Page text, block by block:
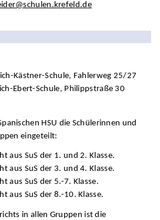
Kästner-Schule, Fahlerweg 25/27
Ebert-Schule, Philippstraße 30
HSU die Schülerinnen und
eingeteilt:
aus SuS der 1. und 2. Klasse.
aus SuS der 3. und 4. Klasse.
aus SuS der 5.-7. Klasse.
aus SuS der 8.-10. Klasse.
in allen Gruppen ist die